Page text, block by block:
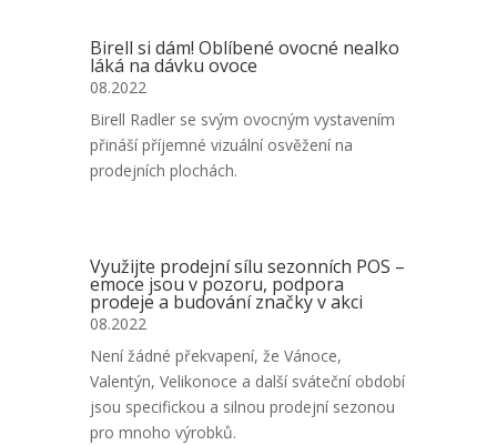
Birell si dám! Oblíbené ovocné nealko
láká na dávku ovoce
08.2022
Birell Radler se svým ovocným vystavením
přináší příjemné vizuální osvěžení na
prodejních plochách.
Využijte prodejní sílu sezonních POS –
emoce jsou v pozoru, podpora
prodeje a budování značky v akci
08.2022
Není žádné překvapení, že Vánoce,
Valentýn, Velikonoce a další sváteční období
jsou specifickou a silnou prodejní sezonou
pro mnoho výrobků.